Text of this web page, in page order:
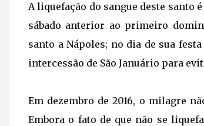
A liquefação do sangue deste santo
sábado anterior ao primeiro
santo a Nápoles; no dia de sua
intercessão de São Januário para
Em dezembro de 2016, o milagre
Embora o fato de que não se